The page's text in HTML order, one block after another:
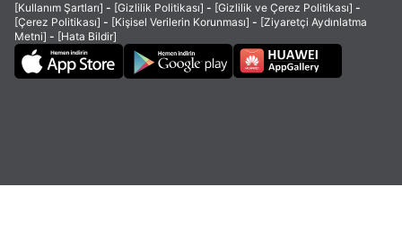
[Kullanım Şartları] - [Gizlilik Politikası] - [Gizlilik ve Çerez Politikası] -
[Çerez Politikası] - [Kişisel Verilerin Korunması] - [Ziyaretçi Aydınlatma
Metni] - [Hata Bildir]